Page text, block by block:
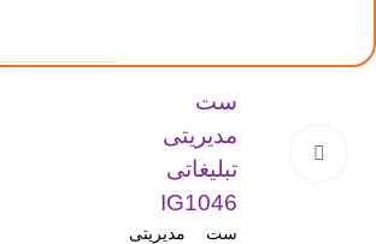
بزرگنمایی تصویر
ست
مدیریتی
تبلیغاتی
IG1046
ست مدیریتی